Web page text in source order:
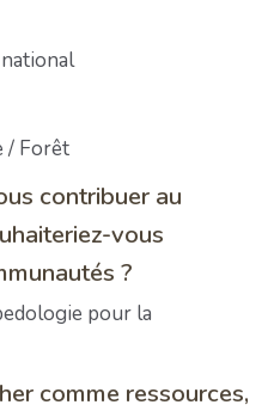
/ Forêt
contribuer au
vous
?
pour la
comme ressources,